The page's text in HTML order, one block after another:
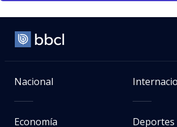
Nacional
Economía Deportes